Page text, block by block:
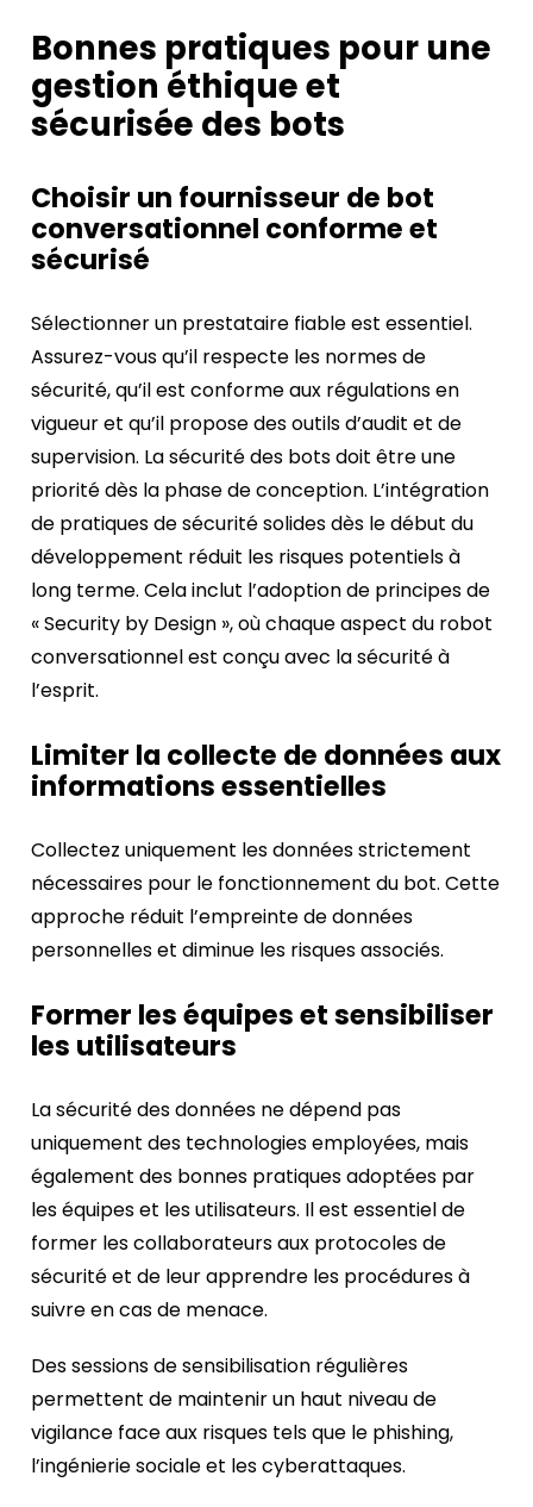
Bonnes pratiques pour une
gestion éthique et
sécurisée des bots
Choisir un fournisseur de bot
conversationnel conforme et
sécurisé
Sélectionner un prestataire fiable est essentiel.
Assurez-vous qu’il respecte les normes de
sécurité, qu’il est conforme aux régulations en
vigueur et qu’il propose des outils d’audit et de
supervision. La sécurité des bots doit être une
priorité dès la phase de conception. L’intégration
de pratiques de sécurité solides dès le début du
développement réduit les risques potentiels à
long terme. Cela inclut l’adoption de principes de
« Security by Design », où chaque aspect du robot
conversationnel est conçu avec la sécurité à
l’esprit.
Limiter la collecte de données aux
informations essentielles
Collectez uniquement les données strictement
nécessaires pour le fonctionnement du bot. Cette
approche réduit l’empreinte de données
personnelles et diminue les risques associés.
Former les équipes et sensibiliser
les utilisateurs
La sécurité des données ne dépend pas
uniquement des technologies employées, mais
également des bonnes pratiques adoptées par
les équipes et les utilisateurs. Il est essentiel de
former les collaborateurs aux protocoles de
sécurité et de leur apprendre les procédures à
suivre en cas de menace.
Des sessions de sensibilisation régulières
permettent de maintenir un haut niveau de
vigilance face aux risques tels que le phishing,
l’ingénierie sociale et les cyberattaques.